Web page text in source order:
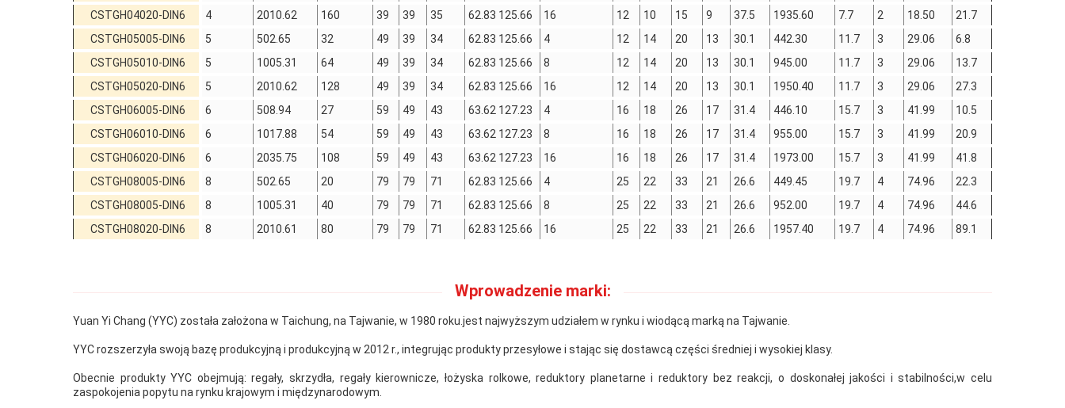
CSTGH04020-DIN6
4 2010.62 160 39 39 35 62.83 125.66 16 12 10 15 9 37.5 1935.60 7.7 2 18.50
21.7
CSTGH05005-DIN6
5 502.65 32 49 39 34 62.83 125.66 4 12 14 20 13 30.1 442.30 11.7 3 29.06
6.8
CSTGH05010-DIN6
5 1005.31 64 49 39 34 62.83 125.66 8 12 14 20 13 30.1 945.00 11.7 3 29.06
13.7
CSTGH05020-DIN6
5 2010.62 128 49 39 34 62.83 125.66 16 12 14 20 13 30.1 1950.40 11.7 3 29.06
27.3
CSTGH06005-DIN6
6 508.94 27 59 49 43 63.62 127.23 4 16 18 26 17 31.4 446.10 15.7 3 41.99
10.5
CSTGH06010-DIN6
6 1017.88 54 59 49 43 63.62 127.23 8 16 18 26 17 31.4 955.00 15.7 3 41.99
20.9
CSTGH06020-DIN6
6 2035.75 108 59 49 43 63.62 127.23 16 16 18 26 17 31.4 1973.00 15.7 3 41.99
41.8
CSTGH08005-DIN6
8 502.65 20 79 79 71 62.83 125.66 4 25 22 33 21 26.6 449.45 19.7 4 74.96
22.3
CSTGH08005-DIN6
8 1005.31 40 79 79 71 62.83 125.66 8 25 22 33 21 26.6 952.00 19.7 4 74.96
44.6
CSTGH08020-DIN6
8 2010.61 80 79 79 71 62.83 125.66 16 25 22 33 21 26.6 1957.40 19.7 4 74.96 89.1
Wprowadzenie marki:
Yuan Yi Chang (YYC) została założona w Taichung, na Tajwanie, w 1980 roku.jest najwyższym udziałem w rynku i wiodącą marką na Tajwanie.
YYC rozszerzyła swoją bazę produkcyjną i produkcyjną w 2012 r., integrując produkty przesyłowe i stając się dostawcą części średniej i wysokiej klasy.
Obecnie produkty YYC obejmują: regały, skrzydła, regały kierownicze, łożyska rolkowe, reduktory planetarne i reduktory bez reakcji, o doskonałej jakości i stabilności,w celu
zaspokojenia popytu na rynku krajowym i międzynarodowym.